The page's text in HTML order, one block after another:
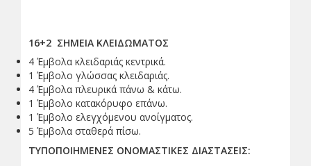
16+2 ΣΗΜΕΙΑ ΚΛΕΙΔΩΜΑΤΟΣ
4 Έμβολα κλειδαριάς κεντρικά.
1 Έμβολο γλώσσας κλειδαριάς.
4 Έμβολα πλευρικά πάνω & κάτω.
1 Έμβολο κατακόρυφο επάνω.
1 Έμβολο ελεγχόμενου ανοίγματος.
5 Έμβολα σταθερά πίσω.
ΤΥΠΟΠΟΙΗΜΕΝΕΣ ΟΝΟΜΑΣΤΙΚΕΣ ΔΙΑΣΤΑΣΕΙΣ: